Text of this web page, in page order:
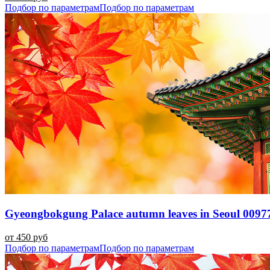
Подбор по параметрамПодбор по параметрам
Gyeongbokgung Palace autumn leaves in Seoul
от 450 руб
Подбор по параметрамПодбор по параметрам